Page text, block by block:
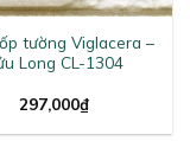
tường Viglacera –
Long CL-1304
297,000₫